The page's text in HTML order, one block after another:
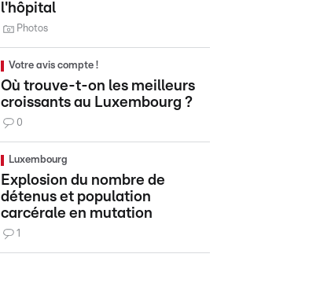
l'hôpital
Photos
Votre avis compte !
Où trouve-t-on les meilleurs
croissants au Luxembourg ?
0
Luxembourg
Explosion du nombre de
détenus et population
carcérale en mutation
1